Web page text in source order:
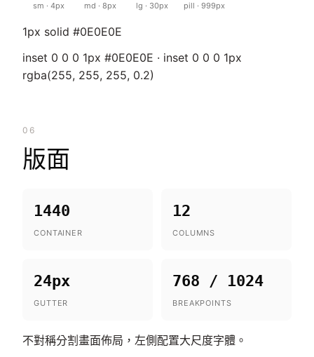
sm · 4px md · 8px lg · 30px pill · 999px
1px solid #0E0E0E
inset 0 0 0 1px #0E0E0E · inset 0 0 0 1px
rgba(255, 255, 255, 0.2)
06
版面
1440
CONTAINER
12
COLUMNS
24px
GUTTER
768 / 1024
BREAKPOINTS
不對稱分割畫面佈局，左側配置大尺度字體。